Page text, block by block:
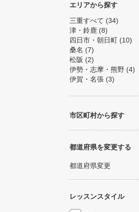
エリアから探す
三重すべて (34)
津・鈴鹿 (8)
四日市・朝日町 (10)
桑名 (7)
松阪 (2)
伊勢・志摩・熊野 (4)
伊賀・名張 (3)
市区町村から探す
都道府県を変更する
都道府県変更
レッスンスタイル